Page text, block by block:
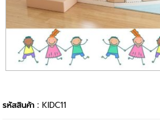
รหัสสินค้า :KIDC11